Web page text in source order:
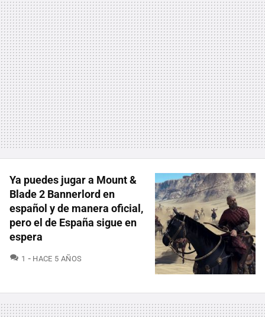
Ya puedes jugar a Mount &
Blade 2 Bannerlord en
español y de manera oficial,
pero el de España sigue en
espera
1 COMENTARIOS
HACE 5 AÑOS